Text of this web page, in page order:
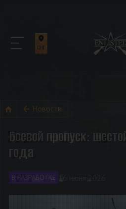
СНГ
Новости
Боевой пропуск:
года
В РАЗРАБОТКЕ 16 июня 2026